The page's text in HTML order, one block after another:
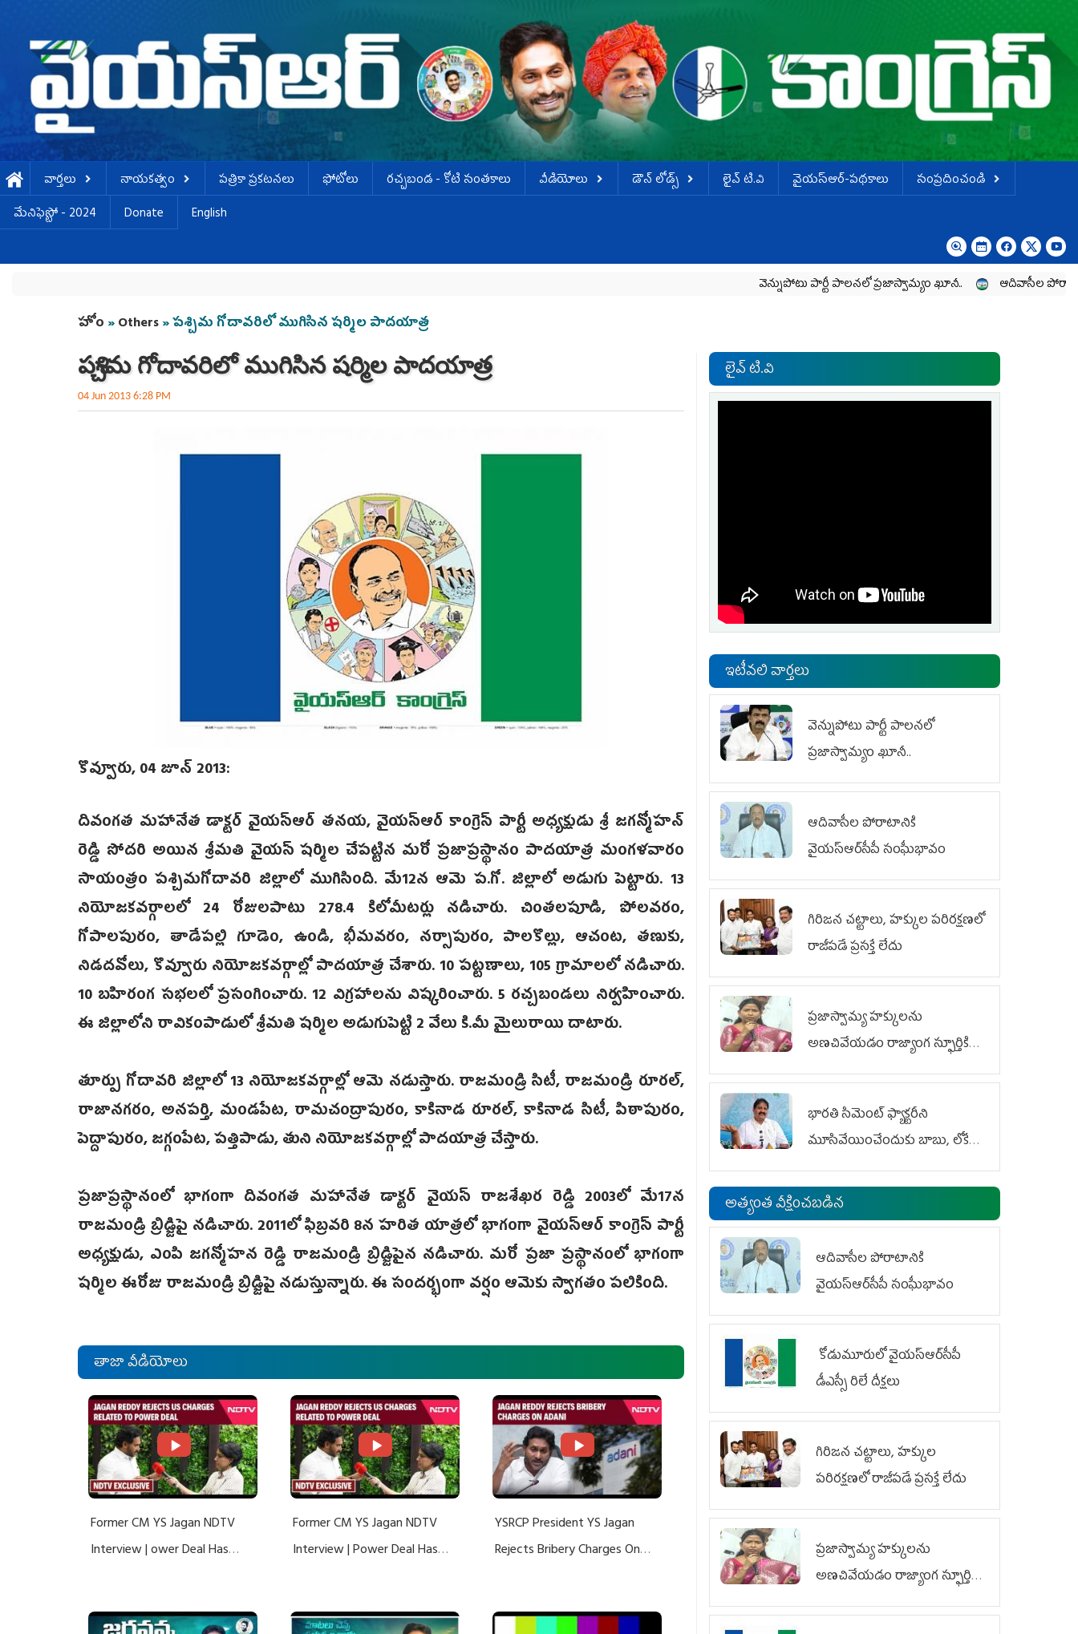
వార్తలు నాయకత్వం పత్రికా ప్రకటనలు ఫోటోలు ర‌చ్చ‌బండ‌ - కోటి సంత‌కాలు వీడియోలు డౌన్ లోడ్స్ లైవ్ టి.వి వైయస్ఆర్-పథకాలు
సంప్రదించండి
మేనిఫెస్టో - 2024
Donate English
వెన్నుపోటు పార్టీ పాలనలో ప్రజాస్వామ్యం ఖూనీ.. ఆదివాసీల పోరాటానికి
You are here
హోం »Others» పశ్చిమ గోదావరిలో ముగిసిన షర్మిల పాదయాత్ర
పశ్చిమ గోదావరిలో ముగిసిన షర్మిల పాదయాత్ర
04 Jun 2013 6:28 PM
కొవ్వూరు, 04 జూన్ 2013:
దివంగత మహానేత డాక్టర్ వైయస్ఆర్ తనయ, వైయస్ఆర్ కాంగ్రెస్ పార్టీ అధ్యక్షుడు శ్రీ జగన్మోహన్
రెడ్డి సోదరి అయిన శ్రీమతి వైయస్ షర్మిల చేపట్టిన మరో ప్రజాప్రస్థానం పాదయాత్ర మంగళవారం
సాయంత్రం పశ్చిమగోదావరి జిల్లాలో ముగిసింది. మే12న ఆమె ప.గో. జిల్లాలో అడుగు పెట్టారు. 13
నియోజకవర్గాలలో 24 రోజులపాటు 278.4 కిలోమీటర్లు నడిచారు. చింతలపూడి, పోలవరం,
గోపాలపురం, తాడేపల్లి గూడెం, ఉండి, భీమవరం, నర్సాపురం, పాలకొల్లు, ఆచంట, తణుకు,
నిడదవోలు, కొవ్వూరు నియోజకవర్గాల్లో పాదయాత్ర చేశారు. 10 పట్టణాలు, 105 గ్రామాలలో నడిచారు.
10 బహిరంగ సభలలో ప్రసంగించారు. 12 విగ్రహాలను విష్కరించారు. 5 రచ్చబండలు నిర్వహించారు.
ఈ జిల్లాలోని రావికంపాడులో శ్రీమతి షర్మిల అడుగుపెట్టి 2 వేలు కి.మీ మైలురాయి దాటారు.
తూర్పు గోదావరి జిల్లాలో 13 నియోజకవర్గాల్లో ఆమె నడుస్తారు. రాజమండ్రి సిటీ, రాజమండ్రి రూరల్‌,
రాజానగరం, అనపర్తి, మండపేట, రామచంద్రాపురం, కాకినాడ రూరల్‌, కాకినాడ సిటీ, పిఠాపురం,
పెద్దాపురం, జగ్గంపేట, పత్తిపాడు, తుని నియోజకవర్గాల్లో పాదయాత్ర చేస్తారు.
ప్రజాప్రస్థానంలో భాగంగా దివంగత మహానేత డాక్టర్ వైయస్ రాజశేఖర రెడ్డి 2003లో మే17న
రాజమండ్రి బ్రిడ్జిపై నడిచారు. 2011లో ఫిబ్రవరి 8న హరిత యాత్రలో భాగంగా వైయస్ఆర్ కాంగ్రెస్ పార్టీ
అధ్యక్షుడు, ఎంపి జగన్మోహన రెడ్డి రాజమండ్రి బ్రిడ్జిపైన నడిచారు. మరో ప్రజా ప్రస్థానంలో భాగంగా
షర్మిల ఈరోజు రాజమండ్రి బ్రిడ్జిపై నడుస్తున్నారు. ఈ సందర్భంగా వర్షం ఆమెకు స్వాగతం పలికింది.
తాజా వీడియోలు
Former CM YS Jagan NDTV
Interview | ower Deal Has
Former CM YS Jagan NDTV
Interview | Power Deal Has
YSRCP President YS Jagan
Rejects Bribery Charges On
లైవ్ టి.వి
ఇటీవలి వార్తలు
వెన్నుపోటు పార్టీ పాలనలో
ప్రజాస్వామ్యం ఖూనీ..
ఆదివాసీల పోరాటానికి
వైయ‌స్ఆర్‌సీపీ సంఘీభావం
గిరిజన చట్టాలు, హక్కుల పరిరక్షణలో
రాజీపడే ప్రసక్తే లేదు
ప్రజాస్వామ్య హక్కులను
అణచివేయడం రాజ్యాంగ స్ఫూర్తికి
విరుద్ధం
భారతి సిమెంట్ ఫ్యాక్టరీని
మూసివేయించేందుకు బాబు, లోకేశ్
కుట్ర
అత్యంత వీక్షించబడిన
ఆదివాసీల పోరాటానికి
వైయ‌స్ఆర్‌సీపీ సంఘీభావం
కోడుమూరులో వైయ‌స్ఆర్‌సీపీ
డీఎస్సీ రిలే దీక్షలు
గిరిజన చట్టాలు, హక్కుల
పరిరక్షణలో రాజీపడే ప్రసక్తే లేదు
ప్రజాస్వామ్య హక్కులను
అణచివేయడం రాజ్యాంగ స్ఫూర్తికి
విరుద్ధం